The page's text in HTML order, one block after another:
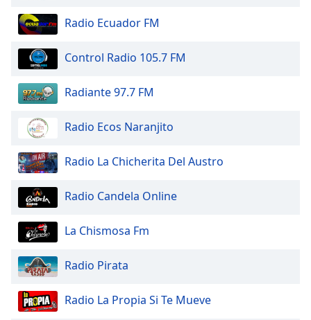
dialog
window.
Escape
cancel
and
window.
Text
Color
Opacity
Text
Background
Color
Radio Ecuador FM
Control Radio 105.7 FM
Radiante 97.7 FM
Radio Ecos Naranjito
Radio La Chicherita Del Austro
Radio Candela Online
La Chismosa Fm
Radio Pirata
Radio La Propia Si Te Mueve